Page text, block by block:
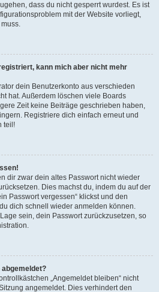
dass du nicht gesperrt wurdest. Es ist
mit der Website vorliegt,
kann mich aber nicht mehr
dein Benutzerkonto aus verschieden
hat. Außerdem löschen viele Boards
Zeit keine Beiträge geschrieben haben,
Registriere dich einfach erneut und
teil!
dir zwar dein altes Passwort nicht wieder
Dies machst du, indem du auf der
Passwort vergessen“ klickst und den
dich schnell wieder anmelden können.
sein, dein Passwort zurückzusetzen, so
„Angemeldet bleiben“ nicht
angemeldet. Dies verhindert den